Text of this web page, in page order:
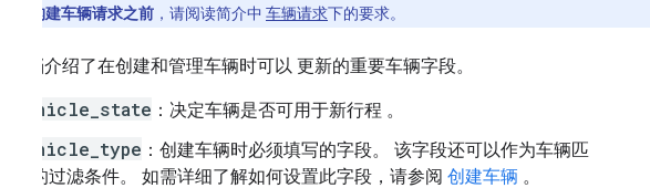
在构建车辆请求之前 ，请阅读简介中 车辆请求下的要求。
本文档介绍了在创建和管理车辆时可以 更新的重要车辆字段。
vehicle_state ：决定车辆是否可用于新行程 。
vehicle_type ：创建车辆时必须填写的字段。 该字段还可以作为车辆匹
配的过滤条件。 如需详细了解如何设置此字段，请参阅 创建车辆 。